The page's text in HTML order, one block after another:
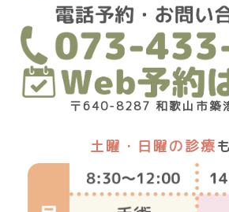
〒640-8287 和歌山市
土曜・日曜の診療